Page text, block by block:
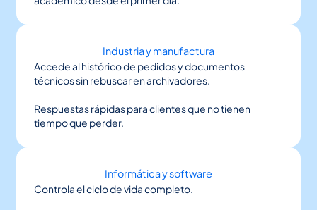
Industria y manufactura
Accede al histórico de pedidos y documentos
técnicos sin rebuscar en archivadores.
Respuestas rápidas para clientes que no tienen
tiempo que perder.
Informática y software
Controla el ciclo de vida completo.